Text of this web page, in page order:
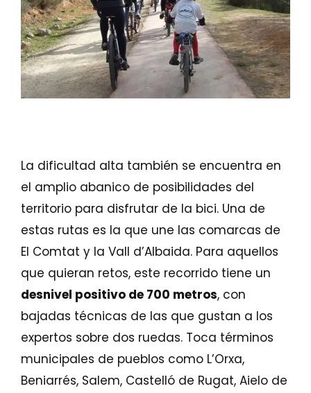
La dificultad alta también se encuentra en
el amplio abanico de posibilidades del
territorio para disfrutar de la bici. Una de
estas rutas es la que une las comarcas de
El Comtat y la Vall d’Albaida. Para aquellos
que quieran retos, este recorrido tiene un
desnivel positivo de 700 metros, con
bajadas técnicas de las que gustan a los
expertos sobre dos ruedas. Toca términos
municipales de pueblos como L’Orxa,
Beniarrés, Salem, Castelló de Rugat, Aielo de